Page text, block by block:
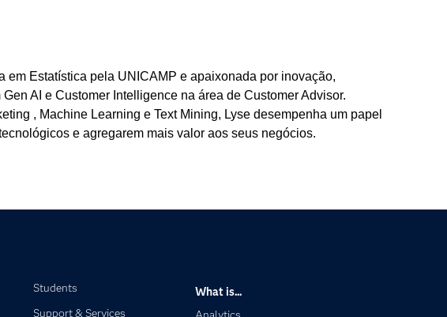
em Estatística pela UNICAMP e apaixonada por inovação,
AI e Customer Intelligence na área de Customer Advisor.
, Machine Learning e Text Mining, Lyse desempenha um papel
e agregarem mais valor aos seus negócios.
Students
Support & Services
What is...